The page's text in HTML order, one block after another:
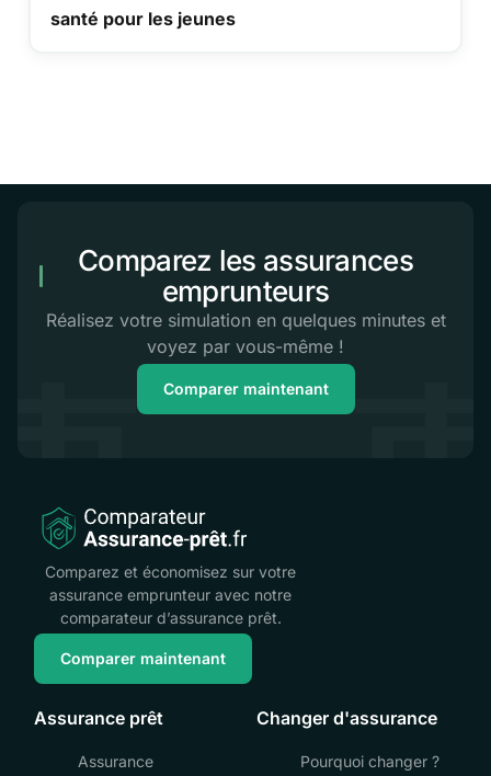
santé pour les jeunes
Comparez les assurances
emprunteurs
Réalisez votre simulation en quelques minutes et
voyez par vous-même !
Comparer maintenant
Comparez et économisez sur votre
assurance emprunteur avec notre
comparateur d’assurance prêt.
Comparer maintenant
Assurance prêt
Assurance
Changer d'assurance
Pourquoi changer ?